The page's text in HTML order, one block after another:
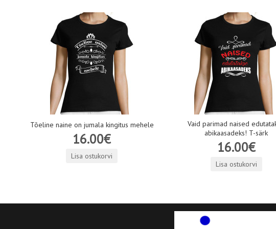
Tõeline naine on jumala kingitus mehele
16.00€
Lisa ostukorvi
Vaid parimad naised
abikaasadeks! T-särk
16.00€
Lisa ostukorvi